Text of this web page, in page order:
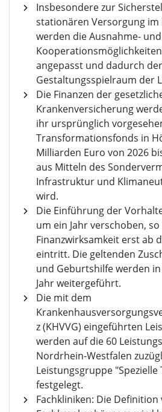
Insbesondere zur
stationären Versorgung im
werden die Ausnahme- und
angepasst und dadurch der
Gestaltungsspielraum der
Die Finanzen der
Krankenversicherung
ihr ursprünglich
Transformationsfonds in
Milliarden Euro von 2026
aus Mitteln des
Infrastruktur und
wird.
Die Einführung der
um ein Jahr verschoben,
Finanzwirksamkeit erst ab
eintritt. Die geltenden
und Geburtshilfe werden
Jahr weitergeführt.
Die mit dem
z (KHVVG) eingeführten
werden auf die 60
Nordrhein-Westfalen
Leistungsgruppe
festgelegt.
Fachkliniken: Die Definition